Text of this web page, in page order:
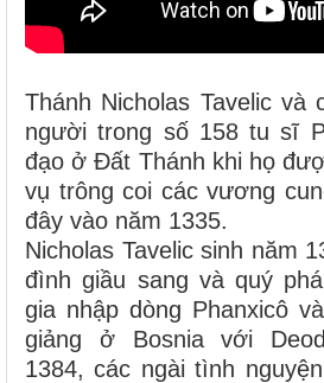
Thánh Nicholas Tavelic và
người trong số 158 tu sĩ
đạo ở Ðất Thánh khi họ
vụ trông coi các vương
đây vào năm 1335.
Nicholas Tavelic sinh năm
đình giầu sang và quý
gia nhập dòng Phanxicô
giảng ở Bosnia với
1384, các ngài tình